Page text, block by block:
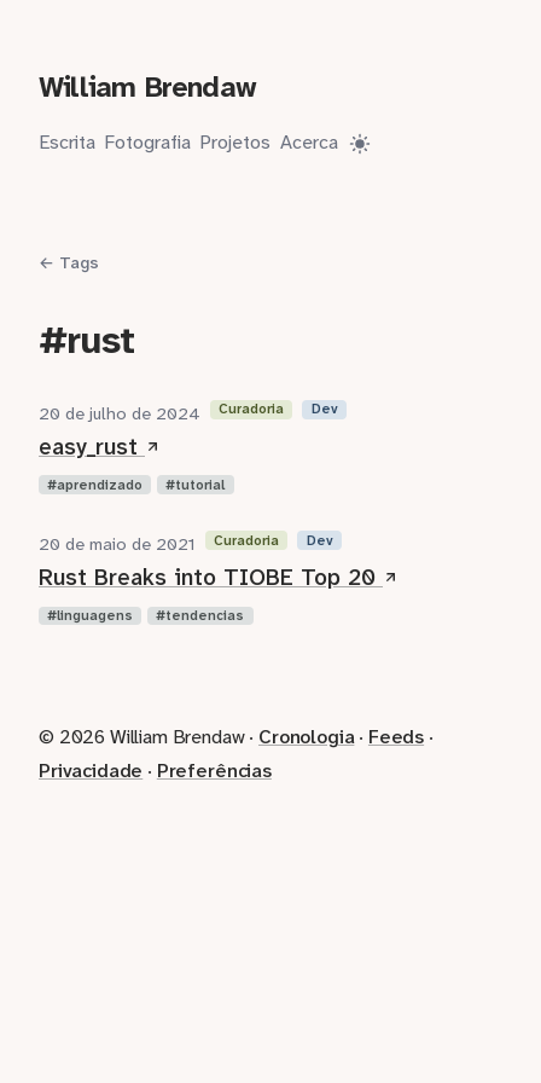
William Brendaw
Escrita Fotografia Projetos Acerca
← Tags
#rust
20 de julho de 2024 Curadoria Dev
easy_rust
aprendizado tutorial
20 de maio de 2021 Curadoria Dev
Rust Breaks into TIOBE Top 20
linguagens tendencias
© 2026 William Brendaw · Cronologia· Feeds ·
Privacidade · Preferências